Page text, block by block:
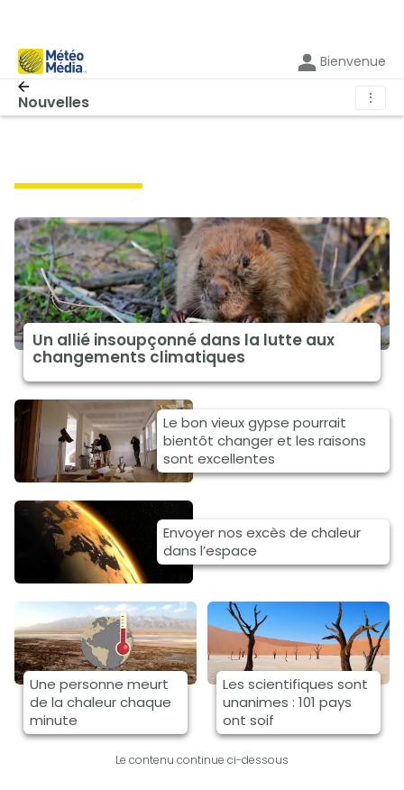
Bienvenue
Nouvelles ⋮
Un allié insoupçonné dans la lutte aux
changements climatiques
Le bon vieux gypse pourrait
bientôt changer et les raisons
sont excellentes
Envoyer nos excès de chaleur
dans l’espace
Une personne meurt
de la chaleur chaque
minute
Les scientifiques sont
unanimes : 101 pays
ont soif
Le contenu continue ci-dessous